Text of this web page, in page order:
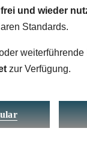
und wieder
Standards.
zur Verfügung.